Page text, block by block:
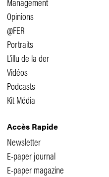
Opinions
@FER
Portraits
L'illu de la der
Vidéos
Podcasts
Kit Média
Accès Rapide
Newsletter
E-paper journal
E-paper magazine